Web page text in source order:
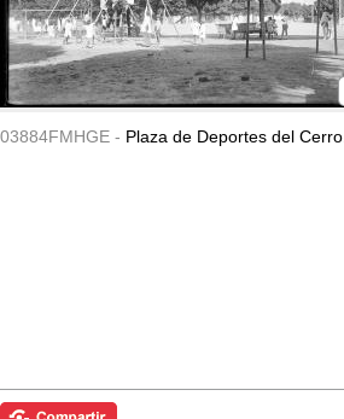
03884FMHGE - Plaza de Deportes del Cerro.